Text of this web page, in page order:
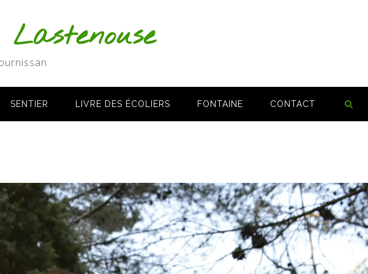
SENTIER LIVRE DES ÉCOLIERS FONTAINE CONTACT